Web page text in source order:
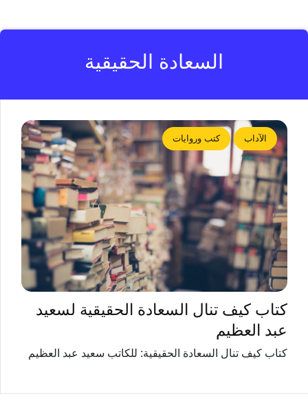
السعادة الحقيقية
الآداب كتب وروايات
كتاب كيف تنال السعادة الحقيقية لسعيد
عبد العظيم
كتاب كيف تنال السعادة الحقيقية: للكاتب سعيد عبد العظيم